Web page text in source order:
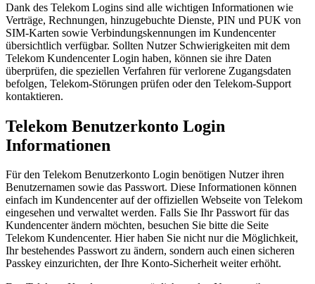
Dank des Telekom Logins sind alle wichtigen Informationen wie
Verträge, Rechnungen, hinzugebuchte Dienste, PIN und PUK von
SIM-Karten sowie Verbindungskennungen im Kundencenter
übersichtlich verfügbar. Sollten Nutzer Schwierigkeiten mit dem
Telekom Kundencenter Login haben, können sie ihre Daten
überprüfen, die speziellen Verfahren für verlorene Zugangsdaten
befolgen, Telekom-Störungen prüfen oder den Telekom-Support
kontaktieren.
Telekom Benutzerkonto Login
Informationen
Für den Telekom Benutzerkonto Login benötigen Nutzer ihren
Benutzernamen sowie das Passwort. Diese Informationen können
einfach im Kundencenter auf der offiziellen Webseite von Telekom
eingesehen und verwaltet werden. Falls Sie Ihr Passwort für das
Kundencenter ändern möchten, besuchen Sie bitte die Seite
Telekom Kundencenter. Hier haben Sie nicht nur die Möglichkeit,
Ihr bestehendes Passwort zu ändern, sondern auch einen sicheren
Passkey einzurichten, der Ihre Konto-Sicherheit weiter erhöht.